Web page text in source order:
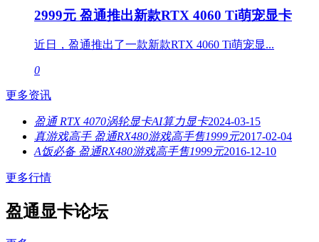
2999元 盈通推出新款RTX 4060 Ti萌宠显卡
近日，盈通推出了一款新款RTX 4060 Ti萌宠显...
0
更多资讯
盈通 RTX 4070涡轮显卡AI算力显卡2024-03-15
真游戏高手 盈通RX480游戏高手售1999元2017-02-04
A饭必备 盈通RX480游戏高手售1999元2016-12-10
更多行情
盈通显卡论坛